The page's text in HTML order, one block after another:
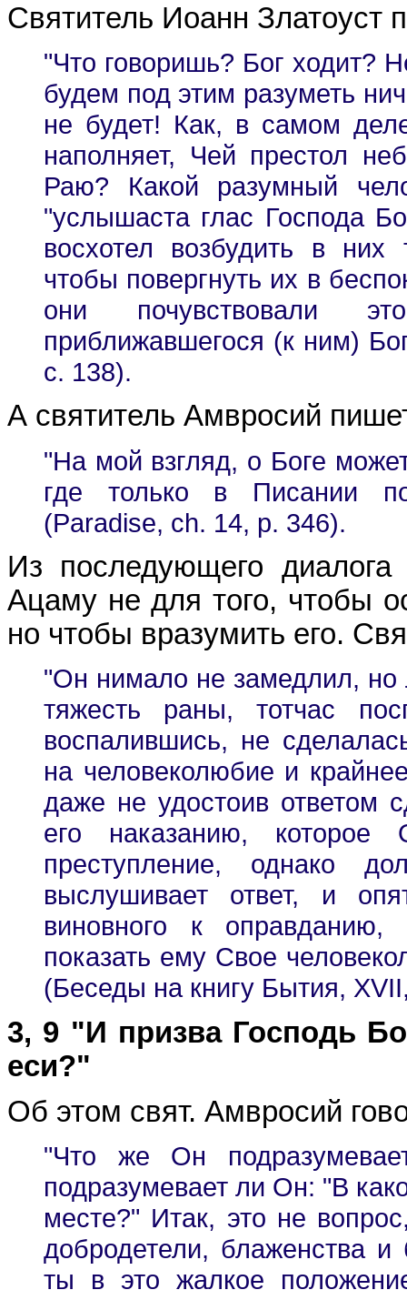
Святитель Иоанн Златоуст
"Что говоришь? Бог ходит?
будем под этим разуметь
не будет! Как, в самом
наполняет, Чей престол
Раю? Какой разумный
"услышаста глас Господа
восхотел возбудить в них
чтобы повергнуть их в
они почувствовали
приближавшегося (к ним)
с. 138).
А святитель Амвросий
"На мой взгляд, о Боге
где только в Писании
(Paradise, ch. 14, p. 346).
Из последующего
Ацаму не для того, чтобы
но чтобы вразумить его.
"Он нимало не замедлил, но
тяжесть раны, тотчас
воспалившись, не
на человеколюбие и
даже не удостоив ответом
его наказанию,
преступление, однако
выслушивает ответ, и
виновного к
показать ему Свое
(Беседы на книгу Бытия,
3, 9 "И призва Господь
еси?"
Об этом свят. Амвросий
"Что же Он
подразумевает ли Он: "В
месте?" Итак, это не
добродетели, блаженства и
ты в это жалкое